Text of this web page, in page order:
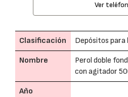
Ver
Clasificación Depósitos para
Nombre
Perol doble
con agitador
Año